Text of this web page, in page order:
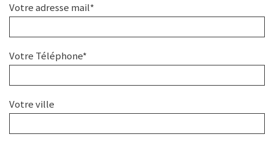
Votre adresse mail*
Votre Téléphone*
Votre ville